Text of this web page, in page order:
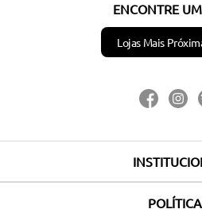
ENCONTRE
Lojas Mais